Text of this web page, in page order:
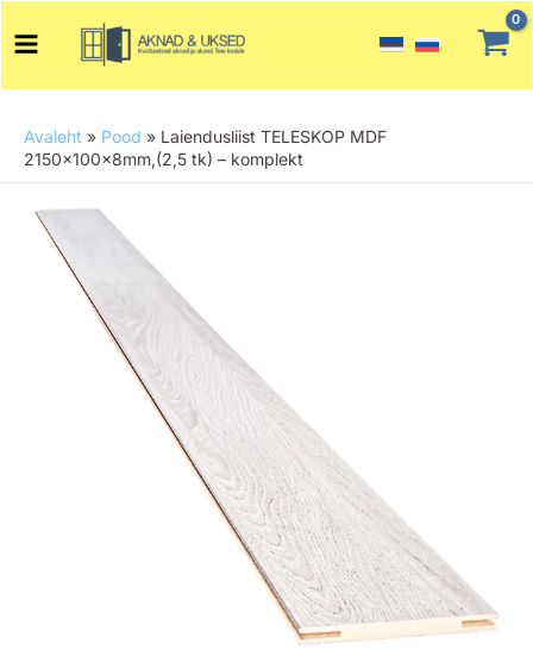
Menu
Avaleht » Pood » Laiendusliist TELESKOP MDF
2150x100x8mm,(2,5 tk) – komplekt
TELESKOP
MDF
2150x100x8mm,